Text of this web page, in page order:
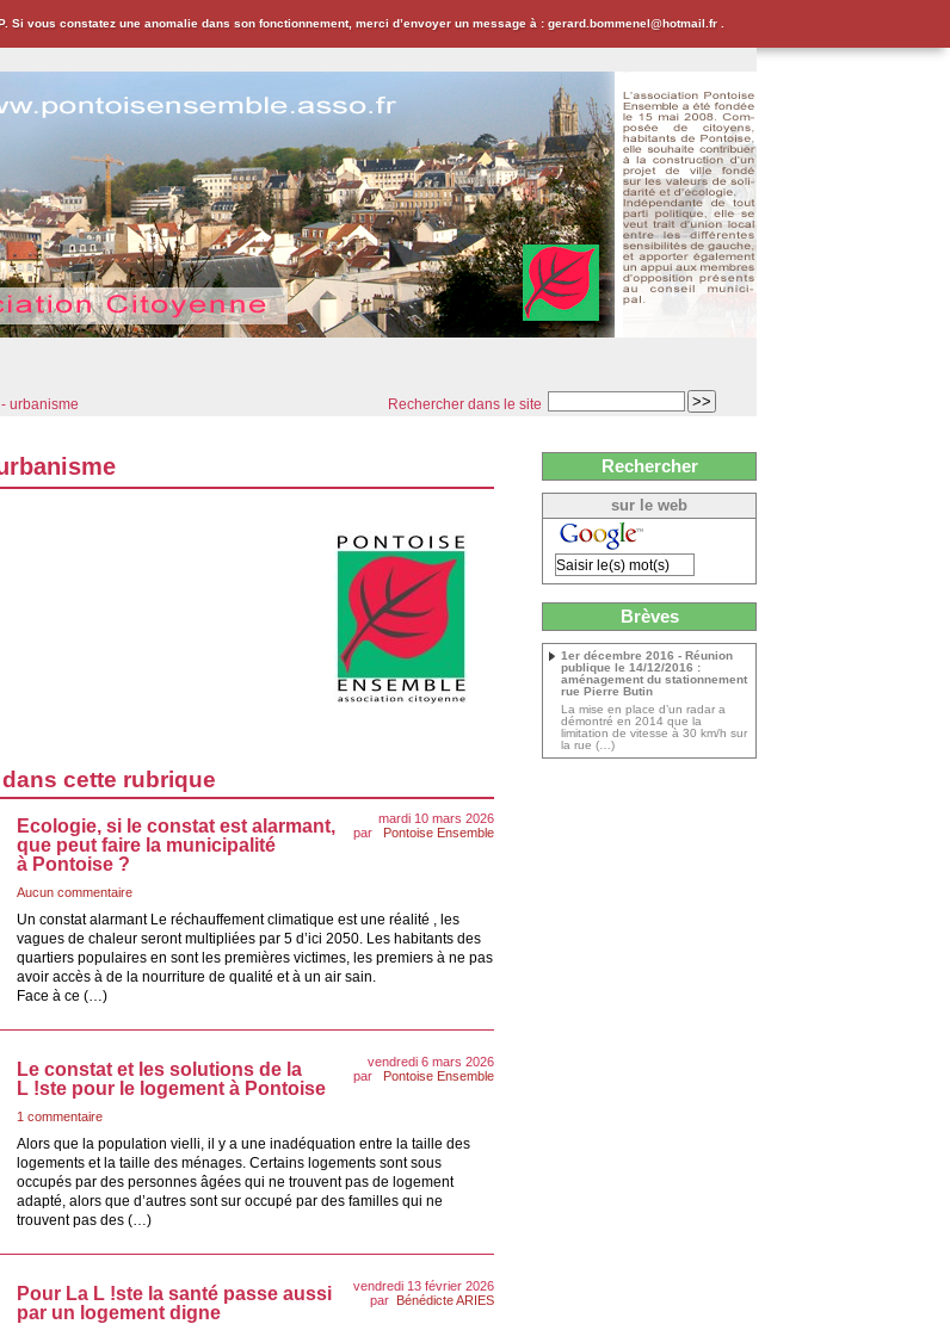
vous constatez une anomalie dans son fonctionnement, merci d’envoyer un message à : gerard.bommenel@hotmail.fr .
Rechercher dans le site
urbanisme
cette rubrique
mardi 10 mars 2026
par
Pontoise Ensemble
Ecologie, si le constat est alarmant,
que peut faire la municipalité
à Pontoise ?
Aucun commentaire
Un constat alarmant Le réchauffement climatique est une réalité , les
vagues de chaleur seront multipliées par 5 d’ici 2050. Les habitants des
quartiers populaires en sont les premières victimes, les premiers à ne pas
avoir accès à de la nourriture de qualité et à un air sain.
Face à ce (…)
vendredi 6 mars 2026
par
Pontoise Ensemble
Le constat et les solutions de la
L !ste pour le logement à Pontoise
1 commentaire
Alors que la population vielli, il y a une inadéquation entre la taille des
logements et la taille des ménages. Certains logements sont sous
occupés par des personnes âgées qui ne trouvent pas de logement
adapté, alors que d’autres sont sur occupé par des familles qui ne
trouvent pas des (…)
vendredi 13 février 2026
par Bénédicte ARIES
Pour La L !ste la santé passe aussi
par un logement digne
Rechercher
sur le web
Brèves
1er décembre 2016 - Réunion
publique le 14/12/2016 :
aménagement du stationnement
rue Pierre Butin
La mise en place d’un radar a
démontré en 2014 que la
limitation de vitesse à 30 km/h sur
la rue (…)